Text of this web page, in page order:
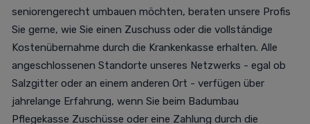
seniorengerecht umbauen möchten, beraten unsere Profis
Sie gerne, wie Sie einen Zuschuss oder die vollständige
Kostenübernahme durch die Krankenkasse erhalten. Alle
angeschlossenen Standorte unseres Netzwerks - egal ob
Salzgitter oder an einem anderen Ort - verfügen über
jahrelange Erfahrung, wenn Sie beim Badumbau
Pflegekasse Zuschüsse oder eine Zahlung durch die